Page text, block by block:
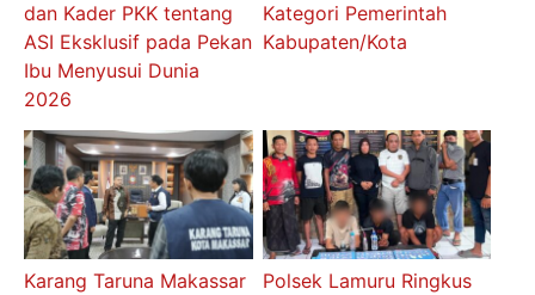
dan Kader PKK tentang
ASI Eksklusif pada Pekan
Ibu Menyusui Dunia
2026
Kategori Pemerintah
Kabupaten/Kota
Karang Taruna Makassar
Polsek Lamuru Ringkus